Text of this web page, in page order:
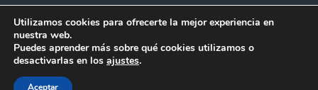
© 2023 by Gapmedia
Utilizamos cookies para ofrecerte la mejor experiencia en
nuestra web.
Puedes aprender más sobre qué cookies utilizamos o
desactivarlas en los ajustes.
Aceptar